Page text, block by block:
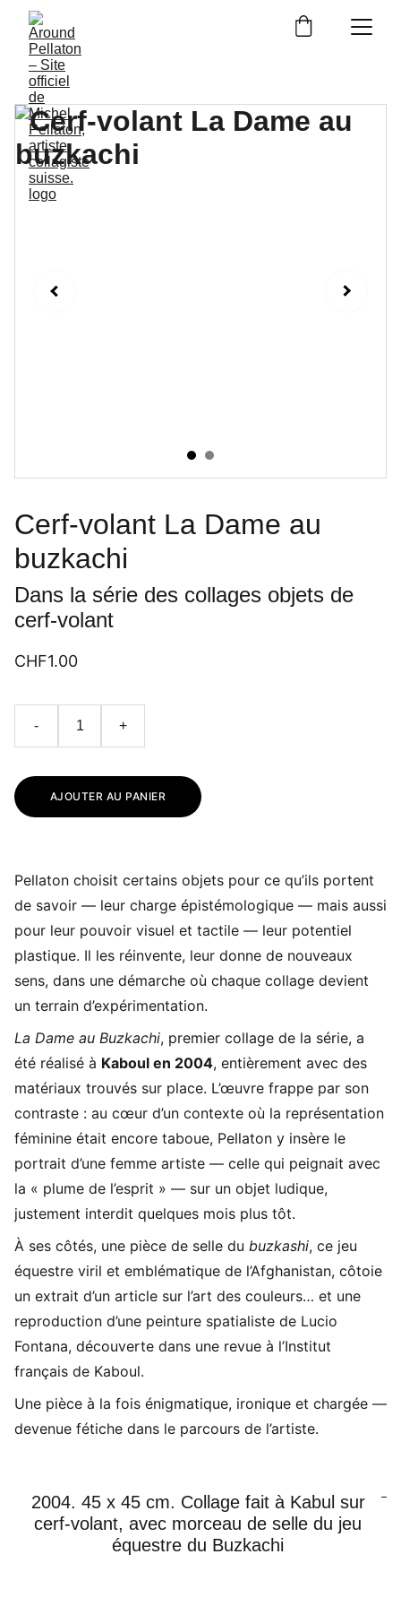
Cerf-volant La Dame au
buzkachi
Dans la série des collages objets de
cerf-volant
CHF1.00
- +
AJOUTER AU PANIER
Pellaton choisit certains objets pour ce qu’ils portent
de savoir — leur charge épistémologique — mais aussi
pour leur pouvoir visuel et tactile — leur potentiel
plastique. Il les réinvente, leur donne de nouveaux
sens, dans une démarche où chaque collage devient
un terrain d’expérimentation.
La Dame au Buzkachi, premier collage de la série, a
été réalisé à Kaboul en 2004, entièrement avec des
matériaux trouvés sur place. L’œuvre frappe par son
contraste : au cœur d’un contexte où la représentation
féminine était encore taboue, Pellaton y insère le
portrait d’une femme artiste — celle qui peignait avec
la « plume de l’esprit » — sur un objet ludique,
justement interdit quelques mois plus tôt.
À ses côtés, une pièce de selle du buzkashi, ce jeu
équestre viril et emblématique de l’Afghanistan, côtoie
un extrait d’un article sur l’art des couleurs… et une
reproduction d’une peinture spatialiste de Lucio
Fontana, découverte dans une revue à l’Institut
français de Kaboul.
Une pièce à la fois énigmatique, ironique et chargée —
devenue fétiche dans le parcours de l’artiste.
2004. 45 x 45 cm. Collage fait à Kabul sur
cerf-volant, avec morceau de selle du jeu
équestre du Buzkachi